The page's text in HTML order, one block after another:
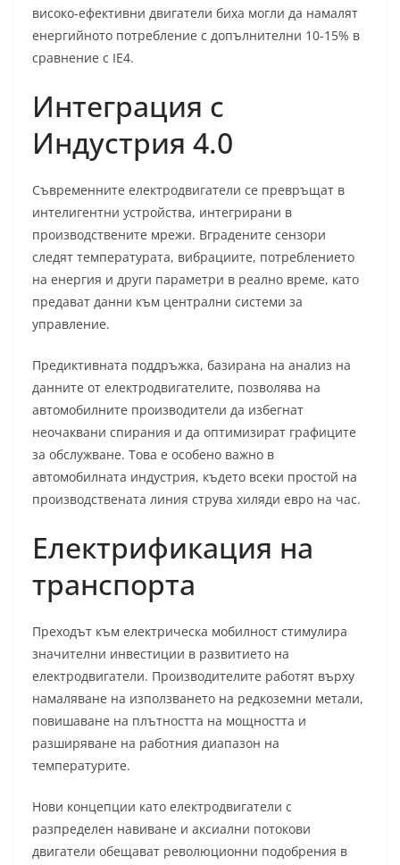
високо-ефективни двигатели биха могли да намалят
енергийното потребление с допълнителни 10-15% в
сравнение с IE4.
Интеграция с
Индустрия 4.0
Съвременните електродвигатели се превръщат в
интелигентни устройства, интегрирани в
производствените мрежи. Вградените сензори
следят температурата, вибрациите, потреблението
на енергия и други параметри в реално време, като
предават данни към централни системи за
управление.
Предиктивната поддръжка, базирана на анализ на
данните от електродвигателите, позволява на
автомобилните производители да избегнат
неочаквани спирания и да оптимизират графиците
за обслужване. Това е особено важно в
автомобилната индустрия, където всеки простой на
производствената линия струва хиляди евро на час.
Електрификация на
транспорта
Преходът към електрическа мобилност стимулира
значителни инвестиции в развитието на
електродвигатели. Производителите работят върху
намаляване на използването на редкоземни метали,
повишаване на плътността на мощността и
разширяване на работния диапазон на
температурите.
Нови концепции като електродвигатели с
разпределен навиване и аксиални потокови
двигатели обещават революционни подобрения в